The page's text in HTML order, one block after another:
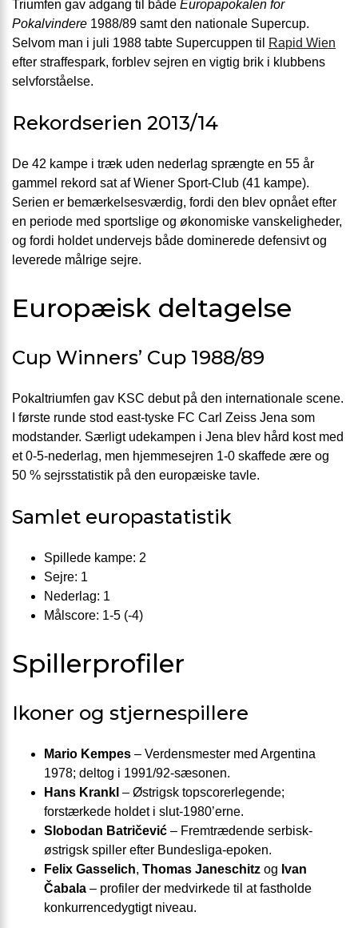
Triumfen gav adgang til både Europapokalen for
Pokalvindere 1988/89 samt den nationale Supercup.
Selvom man i juli 1988 tabte Supercuppen til
Rapid Wien
efter straffespark, forblev sejren en vigtig brik i klubbens
selvforståelse.
Rekordserien 2013/14
De 42 kampe i træk uden nederlag sprængte en 55 år
gammel rekord sat af Wiener Sport-Club (41 kampe).
Serien er bemærkelsesværdig, fordi den blev opnået efter
en periode med sportslige og økonomiske vanskeligheder,
og fordi holdet undervejs både dominerede defensivt og
leverede målrige sejre.
Europæisk deltagelse
Cup Winners’ Cup 1988/89
Pokaltriumfen gav KSC debut på den internationale scene.
I første runde stod east-tyske FC Carl Zeiss Jena som
modstander. Særligt udekampen i Jena blev hård kost med
et 0-5-nederlag, men hjemmesejren 1-0 skaffede ære og
50 % sejrsstatistik på den europæiske tavle.
Samlet europastatistik
Spillede kampe: 2
Sejre: 1
Nederlag: 1
Målscore: 1-5 (-4)
Spillerprofiler
Ikoner og stjernespillere
Mario Kempes – Verdensmester med Argentina
1978; deltog i 1991/92-sæsonen.
Hans Krankl – Østrigsk topscorerlegende;
forstærkede holdet i slut-1980’erne.
Slobodan Batričević – Fremtrædende serbisk-
østrigsk spiller efter Bundesliga-epoken.
Felix Gasselich, Thomas Janeschitz og Ivan
Čabala – profiler der medvirkede til at fastholde
konkurrencedygtigt niveau.